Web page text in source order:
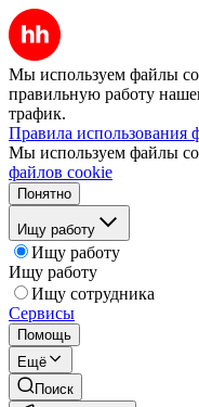
Мы используем файлы
правильную работу
трафик.
Правила использования
Мы используем файлы
файлов cookie
Понятно
Ищу работу
Ищу работу
Ищу работу
Ищу сотрудника
Сервисы
Помощь
Ещё
Поиск